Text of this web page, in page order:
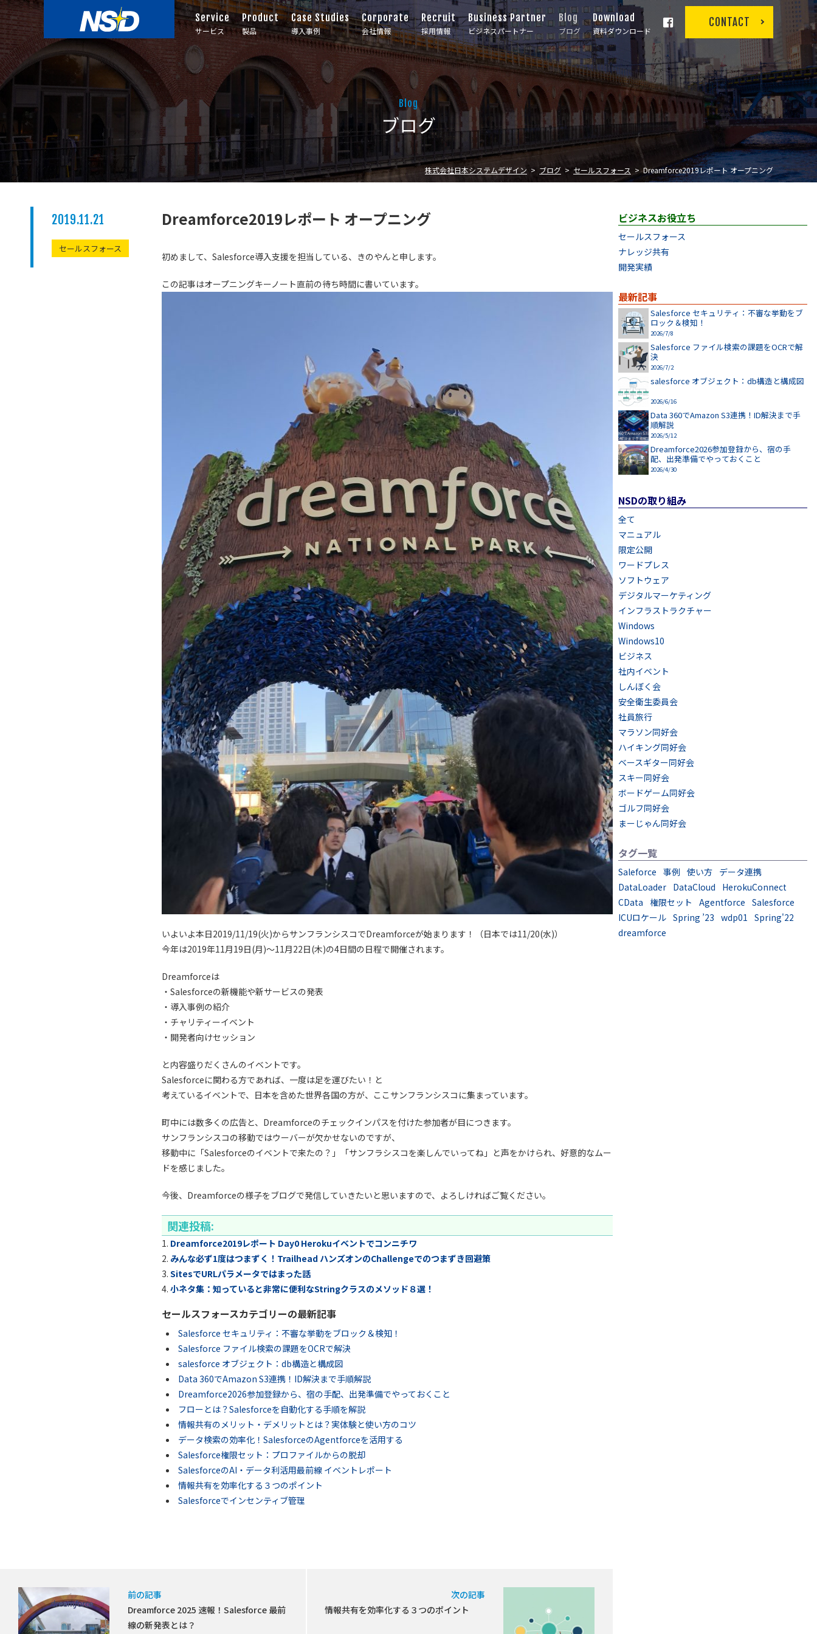
Service
サービス
Product
製品
Case Studies
導入事例
Corporate
会社情報
Recruit
採用情報
Business Partner
ビジネスパートナー
Blog
ブログ
Download
資料ダウンロード
CONTACT
Blog
ブログ
株式会社日本システムデザイン ブログ セールスフォース Dreamforce2019レポート オープニング
2019.11.21
セールスフォース
Dreamforce2019レポート オープニング
初めまして、Salesforce導入支援を担当している、きのやんと申します。
この記事はオープニングキーノート直前の待ち時間に書いています。
いよいよ本日2019/11/19(火)からサンフランシスコでDreamforceが始まります！（日本では11/20(水)）
今年は2019年11月19日(月)～11月22日(木)の4日間の日程で開催されます。
Dreamforceは
・Salesforceの新機能や新サービスの発表
・導入事例の紹介
・チャリティーイベント
・開発者向けセッション
と内容盛りだくさんのイベントです。
Salesforceに関わる方であれば、一度は足を運びたい！と
考えているイベントで、日本を含めた世界各国の方が、ここサンフランシスコに集まっています。
町中には数多くの広告と、Dreamforceのチェックインパスを付けた参加者が目につきます。
サンフランシスコの移動ではウーバーが欠かせないのですが、
移動中に「Salesforceのイベントで来たの？」「サンフラシスコを楽しんでいってね」と声をかけられ、好意的なムー
ドを感じました。
今後、Dreamforceの様子をブログで発信していきたいと思いますので、よろしければご覧ください。
関連投稿:
Dreamforce2019レポート Day0 Herokuイベントでコンニチワ
みんな必ず1度はつまずく！Trailhead ハンズオンのChallengeでのつまずき回避策
SitesでURLパラメータではまった話
小ネタ集：知っていると非常に便利なStringクラスのメソッド８選！
セールスフォースカテゴリーの最新記事
Salesforce セキュリティ：不審な挙動をブロック＆検知！
Salesforce ファイル検索の課題をOCRで解決
salesforce オブジェクト：db構造と構成図
Data 360でAmazon S3連携！ID解決まで手順解説
Dreamforce2026参加登録から、宿の手配、出発準備でやっておくこと
フローとは？Salesforceを自動化する手順を解説
情報共有のメリット・デメリットとは？実体験と使い方のコツ
データ検索の効率化！SalesforceのAgentforceを活用する
Salesforce権限セット：プロファイルからの脱却
SalesforceのAI・データ利活用最前線 イベントレポート
情報共有を効率化する３つのポイント
Salesforceでインセンティブ管理
前の記事
Dreamforce 2025 速報！Salesforce 最前
線の新発表とは？
次の記事
情報共有を効率化する３つのポイント
ビジネスお役立ち
セールスフォース
ナレッジ共有
開発実績
最新記事
Salesforce セキュリティ：不審な挙動をブ
ロック＆検知！
2026/7/8
Salesforce ファイル検索の課題をOCRで解
決
2026/7/2
salesforce オブジェクト：db構造と構成図
2026/6/16
Data 360でAmazon S3連携！ID解決まで手
順解説
2026/5/12
Dreamforce2026参加登録から、宿の手
配、出発準備でやっておくこと
2026/4/30
NSDの取り組み
全て
マニュアル
限定公開
ワードプレス
ソフトウェア
デジタルマーケティング
インフラストラクチャー
Windows
Windows10
ビジネス
社内イベント
しんぼく会
安全衛生委員会
社員旅行
マラソン同好会
ハイキング同好会
ベースギター同好会
スキー同好会
ボードゲーム同好会
ゴルフ同好会
まーじゃん同好会
タグ一覧
Saleforce 事例 使い方 データ連携
DataLoader DataCloud
HerokuConnect
CData 権限セット Agentforce Salesforce
ICUロケール Spring ’23 wdp01 Spring'22
dreamforce